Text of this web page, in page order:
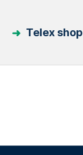
Telex shop